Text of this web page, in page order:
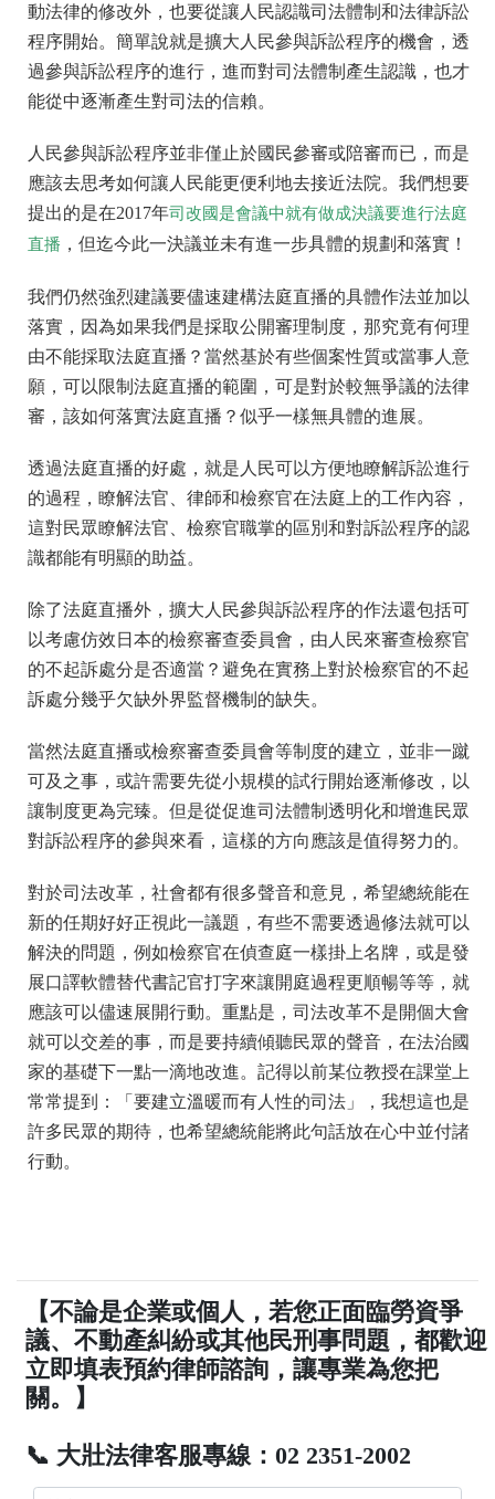
動法律的修改外，也要從讓人民認識司法體制和法律訴訟
程序開始。簡單說就是擴大人民參與訴訟程序的機會，透
過參與訴訟程序的進行，進而對司法體制產生認識，也才
能從中逐漸產生對司法的信賴。
人民參與訴訟程序並非僅止於國民參審或陪審而已，而是
應該去思考如何讓人民能更便利地去接近法院。我們想要
提出的是在2017年司改國是會議中就有做成決議要進行法庭
直播 ，但迄今此一決議並未有進一步具體的規劃和落實！
我們仍然強烈建議要儘速建構法庭直播的具體作法並加以
落實，因為如果我們是採取公開審理制度，那究竟有何理
由不能採取法庭直播？當然基於有些個案性質或當事人意
願，可以限制法庭直播的範圍，可是對於較無爭議的法律
審，該如何落實法庭直播？似乎一樣無具體的進展。
透過法庭直播的好處，就是人民可以方便地瞭解訴訟進行
的過程，瞭解法官、律師和檢察官在法庭上的工作內容，
這對民眾瞭解法官、檢察官職掌的區別和對訴訟程序的認
識都能有明顯的助益。
除了法庭直播外，擴大人民參與訴訟程序的作法還包括可
以考慮仿效日本的檢察審查委員會，由人民來審查檢察官
的不起訴處分是否適當？避免在實務上對於檢察官的不起
訴處分幾乎欠缺外界監督機制的缺失。
當然法庭直播或檢察審查委員會等制度的建立，並非一蹴
可及之事，或許需要先從小規模的試行開始逐漸修改，以
讓制度更為完臻。但是從促進司法體制透明化和增進民眾
對訴訟程序的參與來看，這樣的方向應該是值得努力的。
對於司法改革，社會都有很多聲音和意見，希望總統能在
新的任期好好正視此一議題，有些不需要透過修法就可以
解決的問題，例如檢察官在偵查庭一樣掛上名牌，或是發
展口譯軟體替代書記官打字來讓開庭過程更順暢等等，就
應該可以儘速展開行動。重點是，司法改革不是開個大會
就可以交差的事，而是要持續傾聽民眾的聲音，在法治國
家的基礎下一點一滴地改進。記得以前某位教授在課堂上
常常提到：「要建立溫暖而有人性的司法」，我想這也是
許多民眾的期待，也希望總統能將此句話放在心中並付諸
行動。
【不論是企業或個人，若您正面臨勞資爭
議、不動產糾紛或其他民刑事問題，都歡迎
立即填表預約律師諮詢，讓專業為您把
關。】
📞 大壯法律客服專線：02 2351-2002